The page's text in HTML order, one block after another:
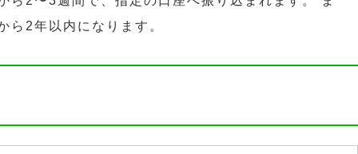
ら2年以内になります。